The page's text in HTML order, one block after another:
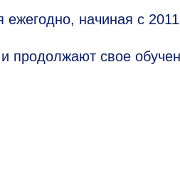
начиная с 2011
продолжают свое